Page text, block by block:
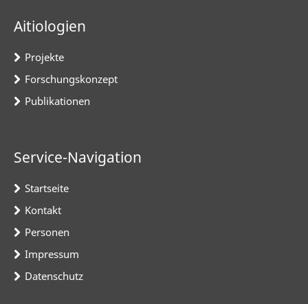
Aitiologien
Projekte
Forschungskonzept
Publikationen
Service-Navigation
Startseite
Kontakt
Personen
Impressum
Datenschutz